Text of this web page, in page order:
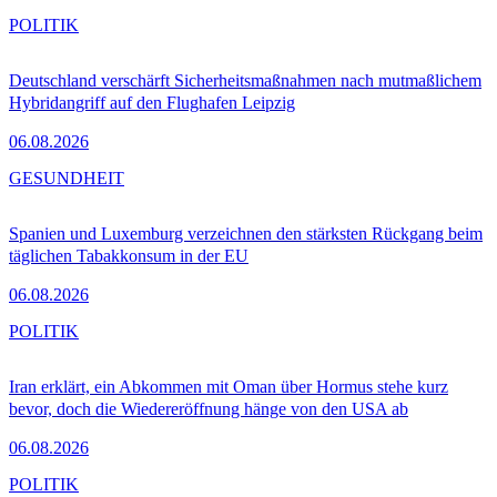
Deutschland verschärft Sicherheitsmaßnahmen nach mutmaßlichem
Hybridangriff auf den Flughafen Leipzig
06.08.2026
POLITIK
Spanien und Luxemburg verzeichnen den stärksten Rückgang beim
täglichen Tabakkonsum in der EU
06.08.2026
GESUNDHEIT
Iran erklärt, ein Abkommen mit Oman über Hormus stehe kurz
bevor, doch die Wiedereröffnung hänge von den USA ab
06.08.2026
POLITIK
POLITIK